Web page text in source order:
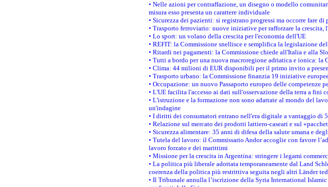
• Nelle azioni per contraffazione, un disegno o modello
misura esso presenta un carattere individuale
• Sicurezza dei pazienti: si registrano progressi ma occorre fare di
• Trasporto ferroviario: nuove iniziative per rafforzare la
• Lo sport: un volano della crescita per l'economia dell'UE
• REFIT: la Commissione snellisce e semplifica la legislazione
• Ritardi nei pagamenti: la Commissione chiede all'Italia e alla
• Tutti a bordo per una nuova macroregione adriatica e ionica: la
• Clima: 44 milioni di EUR disponibili per il primo invito a
• Trasporto urbano: la Commissione finanzia 19 iniziative
• Occupazione: un nuovo Passaporto europeo delle competenze
• L'UE facilita l'accesso ai dati sull'osservazione della terra a fini
• L'istruzione e la formazione non sono adattate al mondo del
un'indagine
• I diritti dei consumatori entrano nell'era digitale a vantaggio
• Relazione sul mercato dei prodotti lattiero-caseari e sul
• Sicurezza alimentare: 35 anni di difesa della salute umana e
• Tutela del lavoro: il Commissario Andor accoglie con favore
lavoro forzato e dei marittimi
• Missione per la crescita in Argentina: stringere i legami
• La politica più liberale adottata temporaneamente dal Land
coerenza della politica più restrittiva seguita negli altri Länder
• Il Tribunale annulla l’iscrizione della Syria International